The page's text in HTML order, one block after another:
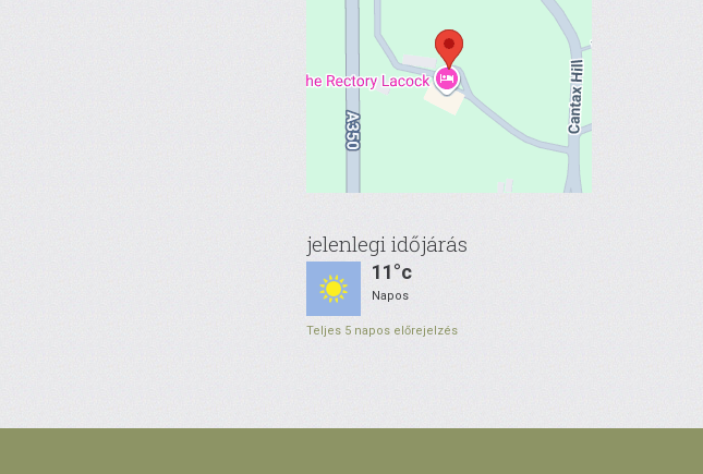
jelenlegi időjárás
11°c
Napos
Teljes 5 napos előrejelzés